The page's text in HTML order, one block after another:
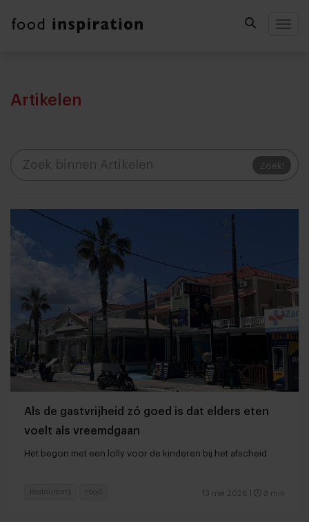
Artikelen
Zoek!
Als de gastvrijheid zó goed is dat elders eten
voelt als vreemdgaan
Het begon met een lolly voor de kinderen bij het afscheid
13 mei 2026 3 min
Restaurants Food